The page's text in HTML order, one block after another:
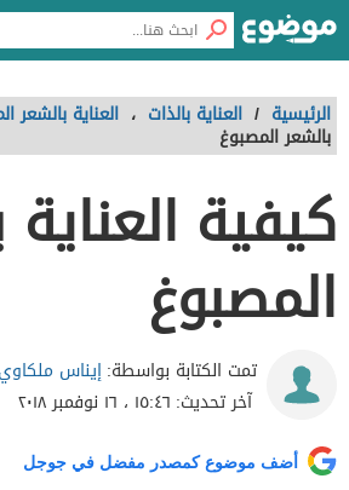
الرئيسية / العناية بالذات ، العناية بالشعر
بالشعر المصبوغ
كيفية
المصبوغ
تمت الكتابة بواسطة:إيناس ملكاوي
آخر تحديث: ١٥:٤٦ ، ١٦ نوفمبر ٢٠١٨
أضف موضوع كمصدر مفضل في جوجل